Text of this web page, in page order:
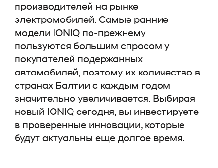
производителей на рынке
электромобилей. Самые ранние
модели IONIQ по-прежнему
пользуются большим спросом у
покупателей подержанных
автомобилей, поэтому их количество в
странах Балтии с каждым годом
значительно увеличивается. Выбирая
новый IONIQ сегодня, вы инвестируете
в проверенные инновации, которые
будут актуальны еще долгое время.